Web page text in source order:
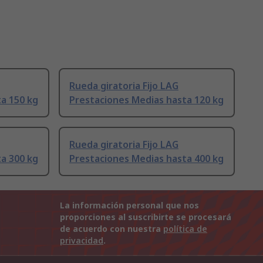
150 kg
Rueda giratoria Fijo LAG
Prestaciones Medias hasta 120 kg
300 kg
Rueda giratoria Fijo LAG
Prestaciones Medias hasta 400 kg
La información personal que nos
proporciones al suscribirte se procesará
de acuerdo con nuestra política de
privacidad.